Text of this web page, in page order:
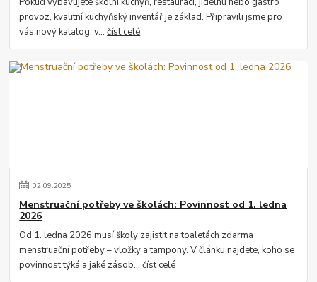
provoz, kvalitní kuchyňský inventář je základ. Připravili jsme pro
vás nový katalog, v...číst celé
02.09.2025
Menstruační potřeby ve školách: Povinnost od 1. ledna
2026
Od 1. ledna 2026 musí školy zajistit na toaletách zdarma
menstruační potřeby – vložky a tampony. V článku najdete, koho se
povinnost týká a jaké zásob...číst celé